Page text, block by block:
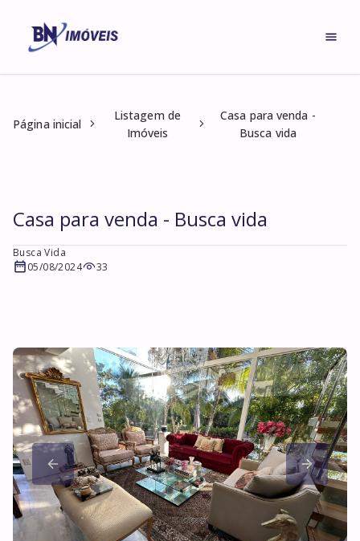
Página inicial
Listagem de
Imóveis
Casa para venda -
Busca vida
Casa para venda - Busca vida
Busca Vida
05/08/2024
33